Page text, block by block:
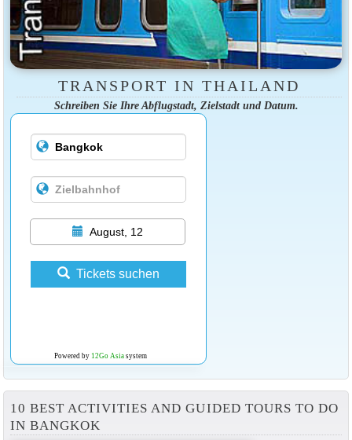
TRANSPORT IN THAILAND
Schreiben Sie Ihre Abflugstadt, Zielstadt und Datum.
August, 12
Tickets suchen
Powered by 12Go Asiasystem
10 BEST ACTIVITIES AND GUIDED TOURS TO DO
IN BANGKOK